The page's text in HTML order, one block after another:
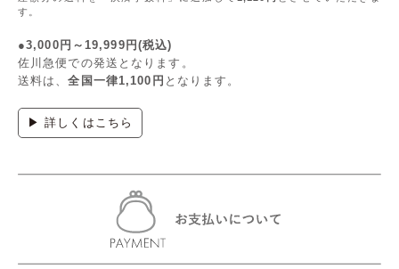
す。
●3,000円～19,999円(税込)
佐川急便での発送となります。
送料は、全国一律1,100円 となります。
▶ 詳しくはこちら